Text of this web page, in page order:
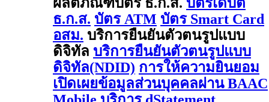
ธ.ก.ส. บัตร ATM บัตร Smart Card
อสม. บริการยืนยันตัวตนรูปแบบ
ดิจิทัล บริการยืนยันตัวตนรูปแบบ
ดิจิทัล(NDID) การให้ความยินยอม
เปิดเผยข้อมูลส่วนบุคคลผ่าน BAAC